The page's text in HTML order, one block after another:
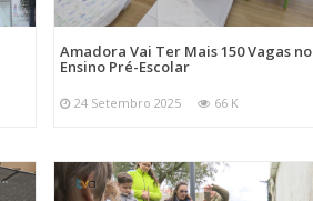
Amadora Vai Ter Mais 150 Vagas no
Ensino Pré-Escolar
24 Setembro 2025 66 K